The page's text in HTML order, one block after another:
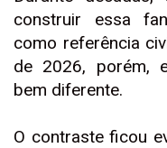
construir essa
como referência
de 2026, porém,
bem diferente.
O contraste ficou